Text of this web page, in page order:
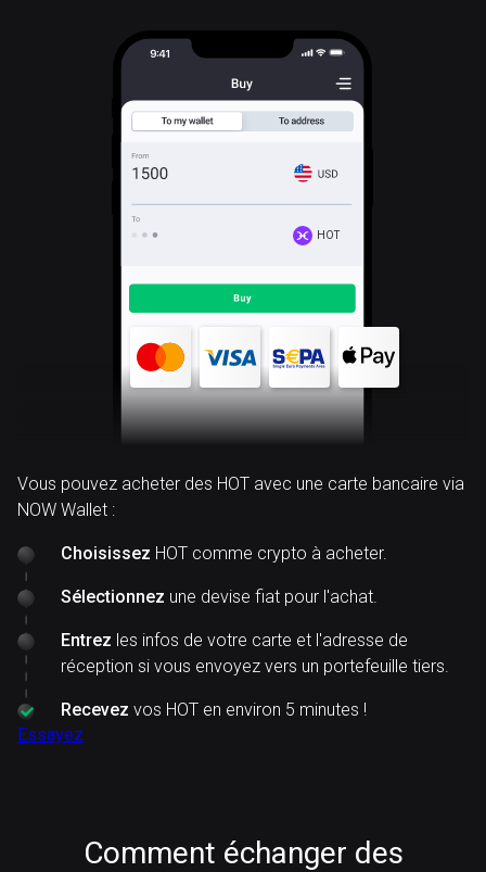
HOT
Vous pouvez acheter des HOT avec une carte bancaire via
NOW Wallet :
Choisissez HOT comme crypto à acheter.
Sélectionnez une devise fiat pour l'achat.
Entrez les infos de votre carte et l'adresse de
réception si vous envoyez vers un portefeuille tiers.
Recevez vos HOT en environ 5 minutes !
Essayez
Comment échanger des